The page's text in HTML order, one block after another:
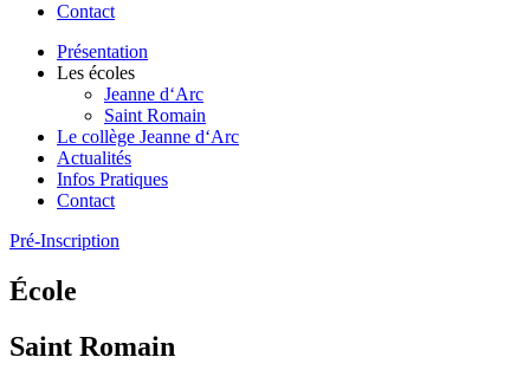
Contact
Présentation
Les écoles
Jeanne d‘Arc
Saint Romain
Le collège Jeanne d‘Arc
Actualités
Infos Pratiques
Contact
Pré-Inscription
École
Saint Romain